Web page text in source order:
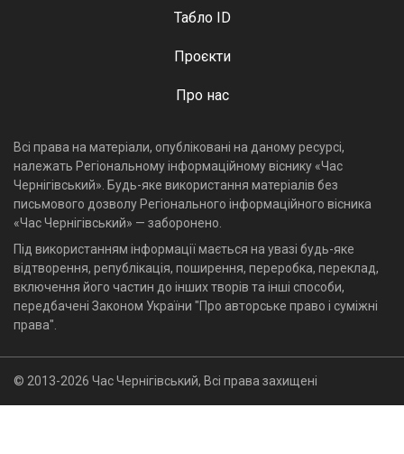
Табло ID
Проєкти
Про нас
Всі права на матеріали, опубліковані на даному ресурсі,
належать Регіональному інформаційному віснику «Час
Чернігівський». Будь-яке використання матеріалів без
письмового дозволу Регіонального інформаційного вісника
«Час Чернігівський» — заборонено.
Під використанням інформації мається на увазі будь-яке
відтворення, републікація, поширення, переробка, переклад,
включення його частин до інших творів та інші способи,
передбачені Законом України "Про авторське право і суміжні
права".
© 2013-2026 Час Чернігівський, Всі права захищені